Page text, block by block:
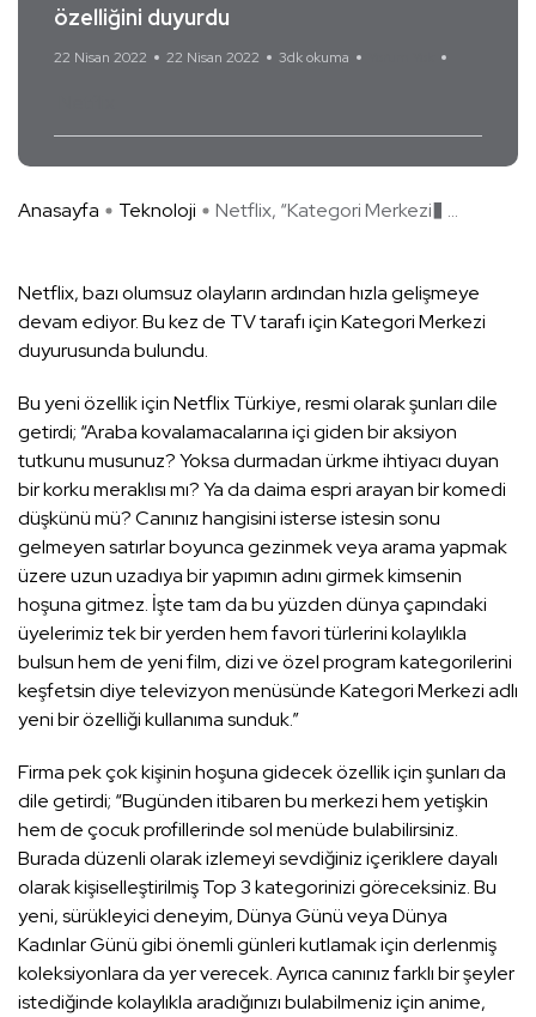
özelliğini duyurdu
22 Nisan 2022 22 Nisan 2022 3dk okuma
Anasayfa Teknoloji Netflix, “Kategori Merkezi� ...
Netflix, bazı olumsuz olayların ardından hızla gelişmeye
devam ediyor. Bu kez de TV tarafı için Kategori Merkezi
duyurusunda bulundu.
Bu yeni özellik için Netflix Türkiye, resmi olarak şunları dile
getirdi; “Araba kovalamacalarına içi giden bir aksiyon
tutkunu musunuz? Yoksa durmadan ürkme ihtiyacı duyan
bir korku meraklısı mı? Ya da daima espri arayan bir komedi
düşkünü mü? Canınız hangisini isterse istesin sonu
gelmeyen satırlar boyunca gezinmek veya arama yapmak
üzere uzun uzadıya bir yapımın adını girmek kimsenin
hoşuna gitmez. İşte tam da bu yüzden dünya çapındaki
üyelerimiz tek bir yerden hem favori türlerini kolaylıkla
bulsun hem de yeni film, dizi ve özel program kategorilerini
keşfetsin diye televizyon menüsünde Kategori Merkezi adlı
yeni bir özelliği kullanıma sunduk.”
Firma pek çok kişinin hoşuna gidecek özellik için şunları da
dile getirdi; “Bugünden itibaren bu merkezi hem yetişkin
hem de çocuk profillerinde sol menüde bulabilirsiniz.
Burada düzenli olarak izlemeyi sevdiğiniz içeriklere dayalı
olarak kişiselleştirilmiş Top 3 kategorinizi göreceksiniz. Bu
yeni, sürükleyici deneyim, Dünya Günü veya Dünya
Kadınlar Günü gibi önemli günleri kutlamak için derlenmiş
koleksiyonlara da yer verecek. Ayrıca canınız farklı bir şeyler
istediğinde kolaylıkla aradığınızı bulabilmeniz için anime,